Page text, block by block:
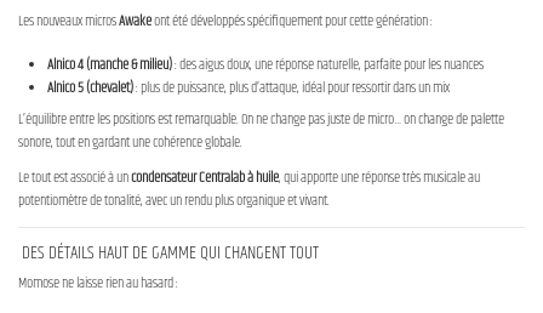
Les nouveaux microsAwakeont été développés spécifiquement pour cette génération :
Alnico 4 (manche & milieu): des aigus doux, une réponse naturelle, parfaite pour les nuances
Alnico 5 (chevalet): plus de puissance, plus d’attaque, idéal pour ressortir dans un mix
L’équilibre entre les positions est remarquable. On ne change pas juste de micro… on change de palette
sonore, tout en gardant une cohérence globale.
Le tout est associé à uncondensateur Centralab à huile, qui apporte une réponse très musicale au
potentiomètre de tonalité, avec un rendu plus organique et vivant.
DES DÉTAILS HAUT DE GAMME QUI CHANGENT TOUT
Momose ne laisse rien au hasard :